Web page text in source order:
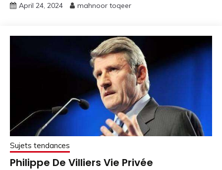
April 24, 2024 mahnoor toqeer
Sujets tendances
Philippe De Villiers Vie Privée